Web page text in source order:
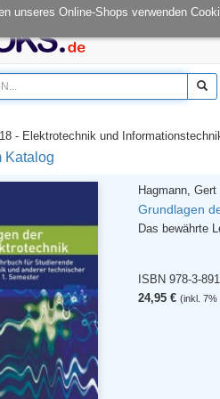
unseres Online-Shops verwenden
- Fr 08.00-14.30
- Elektrotechnik und
Katalog
Hagmann, Gert
Grundlagen
Das bewährte
ISBN 978-3-
24,95 € (inkl. 7%